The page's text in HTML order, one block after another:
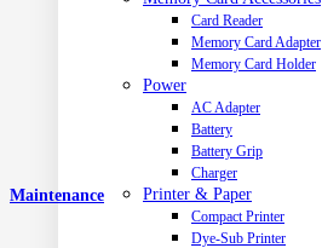
Card Reader
Memory Card Adapter
Memory Card Holder
Power
AC Adapter
Battery
Battery Grip
Charger
Printer & Paper
Compact Printer
Dye-Sub Printer
Maintenance